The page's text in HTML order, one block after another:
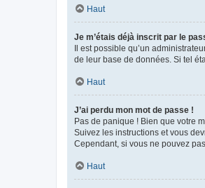
Haut
Je m’étais déjà inscrit par le
Il est possible qu’un
de leur base de données. Si tel
Haut
J’ai perdu mon mot de passe !
Pas de panique ! Bien que votre
Suivez les instructions et vous
Cependant, si vous ne pouvez
Haut